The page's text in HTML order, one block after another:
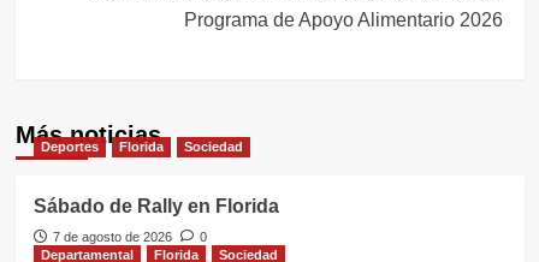
Programa de Apoyo Alimentario 2026
Más noticias
Deportes Florida Sociedad
Sábado de Rally en Florida
7 de agosto de 2026
0
Departamental
Florida Sociedad